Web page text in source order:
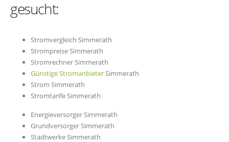
gesucht:
Stromvergleich Simmerath
Strompreise Simmerath
Stromrechner Simmerath
Günstige StromanbieterSimmerath
Strom Simmerath
Stromtarife Simmerath
Energieversorger Simmerath
Grundversorger Simmerath
Stadtwerke Simmerath